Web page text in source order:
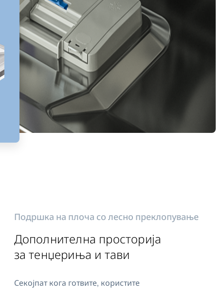
Подршка на плоча со лесно преклопување
Дополнителна просторија
за тенџериња и тави
Секојпат кога готвите, користите